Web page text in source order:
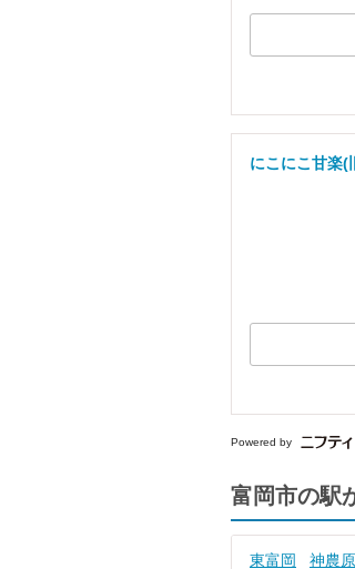
にこにこ甘楽(
Powered by
富岡市の駅
東富岡 神農原